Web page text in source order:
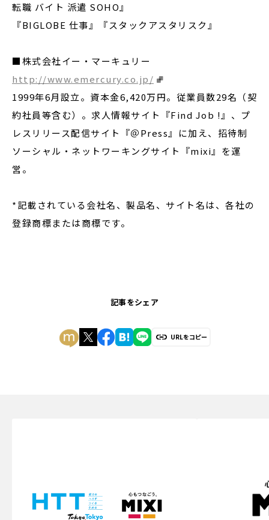
転職 バイト 派遣 SOHO』
『BIGLOBE 仕事』『スタックアスタリスク』
■株式会社イー・マーキュリー
http://www.emercury.co.jp/
1999年6月設立。資本金6,420万円。従業員数29名（契
約社員等含む）。求人情報サイト『Find Job !』、プ
レスリリース配信サイト『＠Press』に加え、招待制
ソーシャル・ネットワーキングサイト『mixi』を運
営。
*記載されている会社名、製品名、サイト名は、各社の
登録商標または商標です。
記事をシェア
URLをコピー